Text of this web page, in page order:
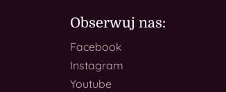
Obserwuj nas:
Facebook
Instagram
Youtube